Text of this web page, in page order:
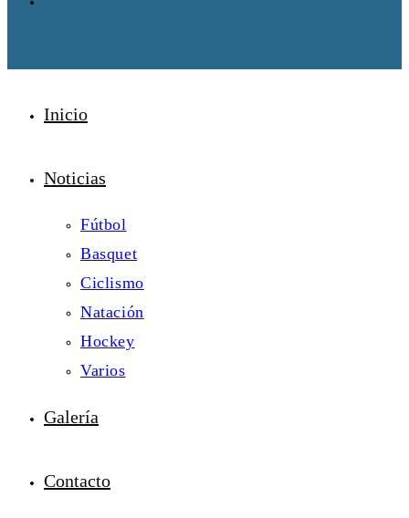
Inicio
Noticias
Fútbol
Basquet
Ciclismo
Natación
Hockey
Varios
Galería
Contacto